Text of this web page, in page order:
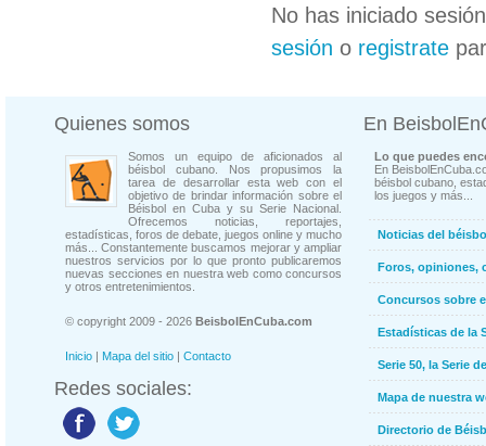
No has iniciado
sesión o registrate
Quienes somos
Somos un equipo de aficionados al
béisbol cubano. Nos propusimos la
tarea de desarrollar esta web con el
objetivo de brindar información sobre el
Béisbol en Cuba y su Serie Nacional.
Ofrecemos noticias, reportajes,
estadísticas, foros de debate, juegos online y mucho
más... Constantemente buscamos mejorar y ampliar
nuestros servicios por lo que pronto publicaremos
nuevas secciones en nuestra web como concursos
y otros entretenimientos.
© copyright 2009 - 2026 BeisbolEnCuba.com
Inicio | Mapa del sitio | Contacto
Redes sociales:
En
Lo que puedes
En
béisbol cubano,
los juegos y más...
Noticias del
Foros, opiniones,
Concursos sobre
Estadísticas de la
Serie 50, la Serie
Mapa de nuestra
Directorio de